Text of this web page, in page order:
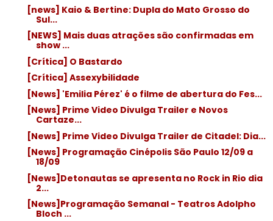
[news] Kaio & Bertine: Dupla do Mato Grosso do
Sul...
[NEWS] Mais duas atrações são confirmadas em
show ...
[Crítica] O Bastardo
[Crítica] Assexybilidade
[News] 'Emilia Pérez' é o filme de abertura do Fes...
[News] Prime Video Divulga Trailer e Novos
Cartaze...
[News] Prime Video Divulga Trailer de Citadel: Dia...
[News] Programação Cinépolis São Paulo 12/09 a
18/09
[News]Detonautas se apresenta no Rock in Rio dia
2...
[News]Programação Semanal - Teatros Adolpho
Bloch ...